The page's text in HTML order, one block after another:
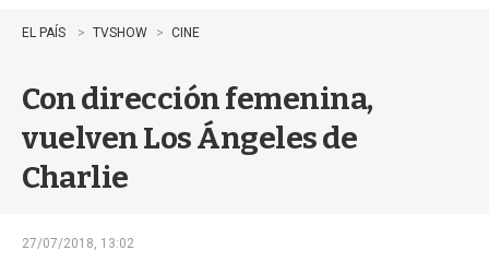
EL PAÍS TVSHOW CINE
Con dirección femenina,
vuelven Los Ángeles de
Charlie
27/07/2018, 13:02